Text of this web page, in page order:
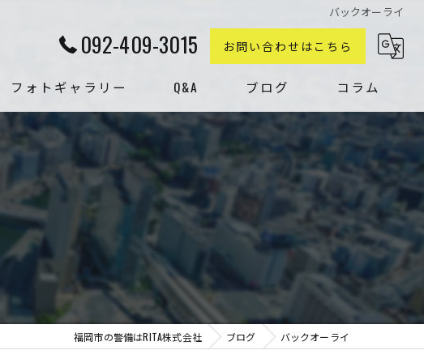
バックオーライ
092-409-3015 お問い合わせはこちら
フォトギャラリー Q&A ブログ コラム
福岡市の警備はRITA株式会社 ブログ バックオーライ